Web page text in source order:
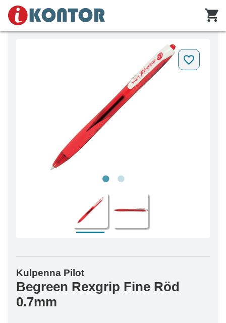
Kulpenna Pilot
Begreen Rexgrip Fine Röd
0.7mm